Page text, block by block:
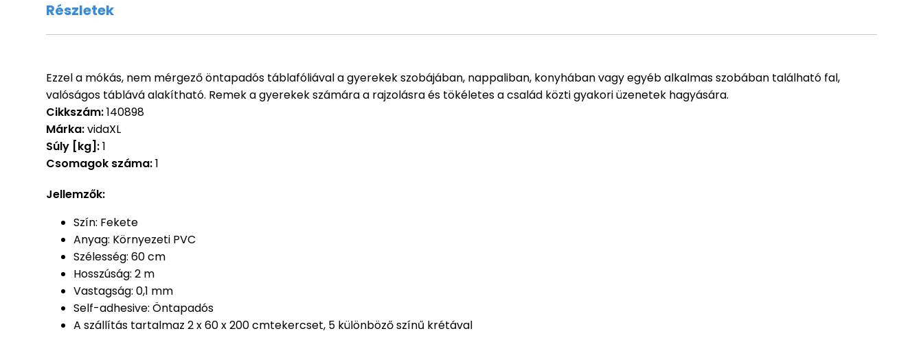
Részletek
Ezzel a mókás, nem mérgező öntapadós táblafóliával a gyerekek szobájában, nappaliban, konyhában vagy egyéb alkalmas szobában található fal,
valóságos táblává alakítható. Remek a gyerekek számára a rajzolásra és tökéletes a család közti gyakori üzenetek hagyására.
Cikkszám:140898
Márka:vidaXL
Súly [kg]:1
Csomagok száma:1
Jellemzők:
Szín: Fekete
Anyag: Környezeti PVC
Szélesség: 60 cm
Hosszúság: 2 m
Vastagság: 0,1 mm
Self-adhesive: Öntapadós
A szállítás tartalmaz 2 x 60 x 200 cmtekercset, 5 különböző színű krétával